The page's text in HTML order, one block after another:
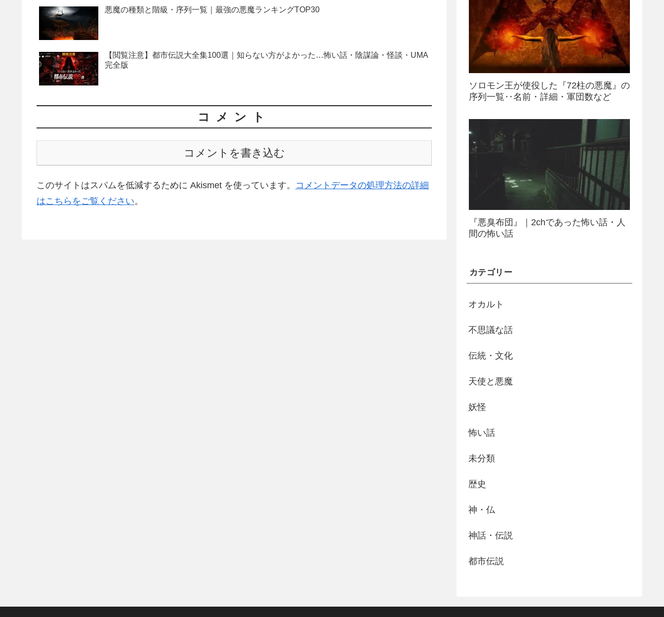
悪魔の種類と階級・序列一覧｜最強の悪魔ランキングTOP30
【閲覧注意】都市伝説大全集100選｜知らない方がよかった…怖い話・陰謀論・怪談・UMA
完全版
コメント
コメントを書き込む
このサイトはスパムを低減するために Akismet を使っています。 コメントデータの処理方法の詳細
はこちらをご覧ください。
ソロモン王が使役した『72柱の悪魔』の
序列一覧‥名前・詳細・軍団数など
『悪臭布団』｜2chであった怖い話・人
間の怖い話
カテゴリー
オカルト
不思議な話
伝統・文化
天使と悪魔
妖怪
怖い話
未分類
歴史
神・仏
神話・伝説
都市伝説